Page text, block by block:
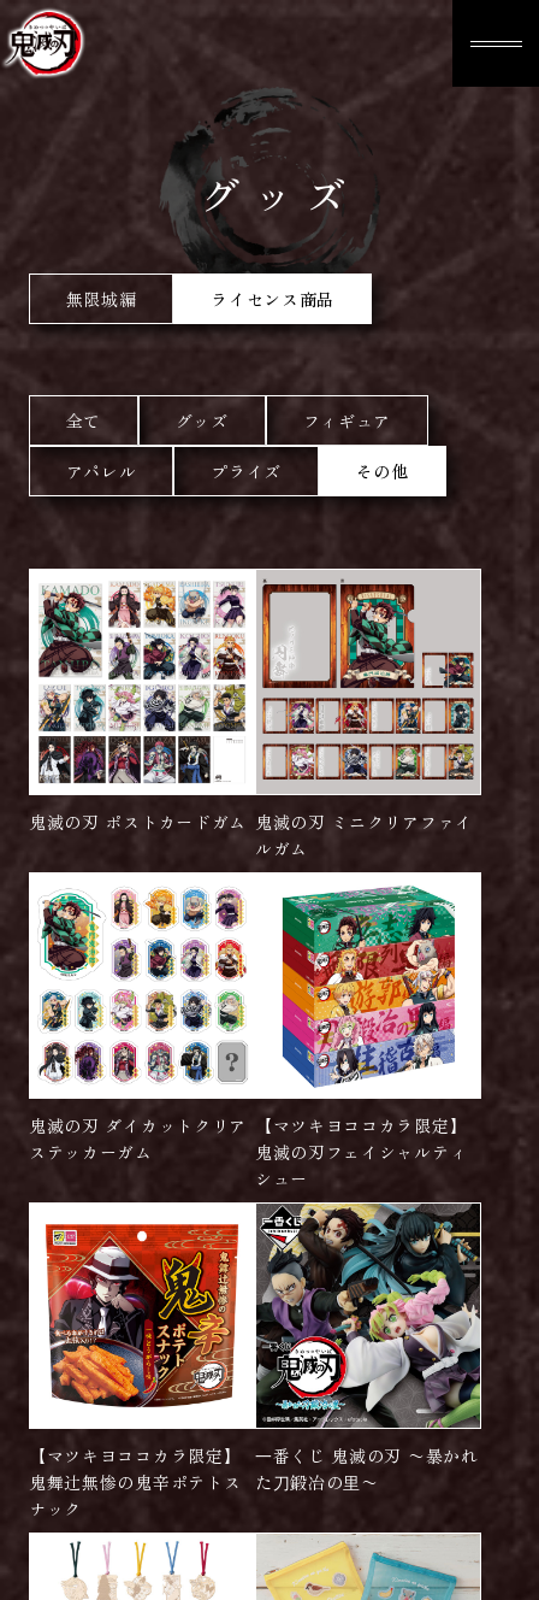
グッズ
無限城編 ライセンス商品
全て グッズ フィギュア
アパレル プライズ その他
鬼滅の刃 ポストカードガム
鬼滅の刃 ミニクリアファイ
ルガム
鬼滅の刃 ダイカットクリア
ステッカーガム
【マツキヨココカラ限定】
鬼滅の刃フェイシャルティ
シュー
【マツキヨココカラ限定】
鬼舞辻󠄀無惨の鬼辛ポテトス
ナック
⼀番くじ 鬼滅の刃 〜暴かれ
た⼑鍛冶の⾥〜